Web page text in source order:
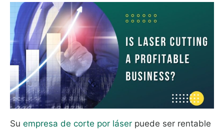
Su empresa de corte por láser puede ser rentable